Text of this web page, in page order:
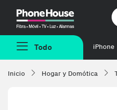
Todo iPhone
Inicio Hogar y Domótica